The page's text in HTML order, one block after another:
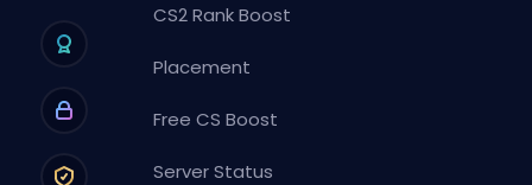
CS2 Rank Boost
Placement
Free CS Boost
Server Status